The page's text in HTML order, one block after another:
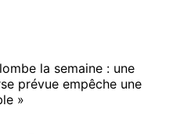
la semaine : une
prévue empêche une
»